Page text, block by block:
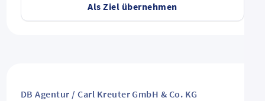
Als Ziel übernehmen
DB Agentur / Carl Kreuter GmbH & Co. KG